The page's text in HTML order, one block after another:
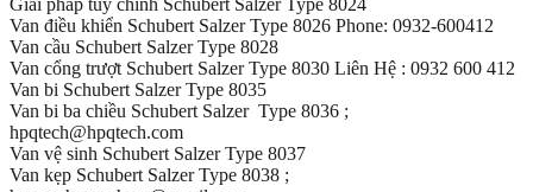
Van điều khiển Schubert Salzer Type 8026 Phone: 0932-600412
Van cầu Schubert Salzer Type 8028
Van cổng trượt Schubert Salzer Type 8030 Liên Hệ : 0932 600 412
Van bi Schubert Salzer Type 8035
Van bi ba chiều Schubert Salzer Type 8036 ;
hpqtech@hpqtech.com
Van vệ sinh Schubert Salzer Type 8037
Van kẹp Schubert Salzer Type 8038 ;